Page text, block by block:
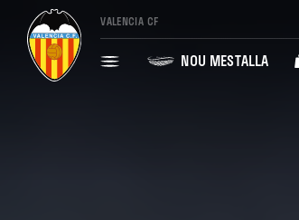
VALENCIA CF
NOU MESTALLA